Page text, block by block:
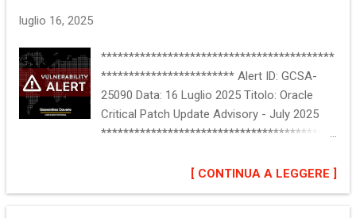
Database Server Oracle PeopleSoft Oracle
Systems Oracle WebLogic Server Oracle
VirtualBox Esistono altre versioni e prodotti
sezione "Riferimenti". :: Impatto Denial of
Service (DoS) Esecuzione remota di codice
luglio 16, 2025
******************************************
************************ Alert ID: GCSA-
25090 Data: 16 Luglio 2025 Titolo: Oracle
Critical Patch Update Advisory - July 2025
******************************************
problema Oracle ha rilasciato la Critical
Patch Update July 2025. L'aggiornamento
[ CONTINUA A LEGGERE ]